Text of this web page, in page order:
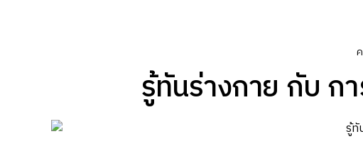
รู้ทันร่างกาย กับ ก